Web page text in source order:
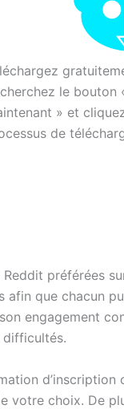
le bouton
» et
de
préférées
afin que chacun
engagement
difficultés.
votre choix. De